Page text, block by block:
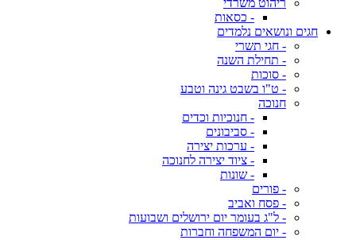
ריהוט משרדי
- כסאות
חגים ונושאים נלמדים
- חגי תשרי
- תחילת השנה
- סוכות
- ט"ו בשבט גינה וטבע
חנוכה
- חנוכיות וכדים
- סביבונים
- ערכות יצירה
- ציוד יצירה לחנוכה
- שונות
- פורים
- פסח ואביב
- ל"ג בעומר יום ירושלים ושבועות
- יום המשפחה וחברות